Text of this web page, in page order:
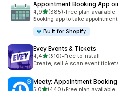
Appointment Booking App
4,9de 5 estrelas
(885)
885 total de avaliações
•Free plan available
Booking app to take
Built for Shopify
Evey Events & Tickets
4,4de 5 estrelas
(310)
310 total de avaliações
•Free to install
Create, sell & scan event
Meety: Appointment Booking
5,0de 5 estrelas
(440)•Free plan available